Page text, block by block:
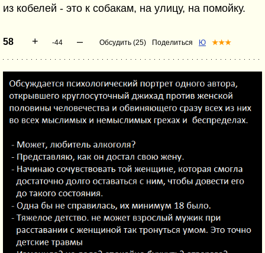
из кобелей - это к собакам, на улицу, на помойку.
58 + -44 – Обсудить (25) Поделиться Ю ★★★